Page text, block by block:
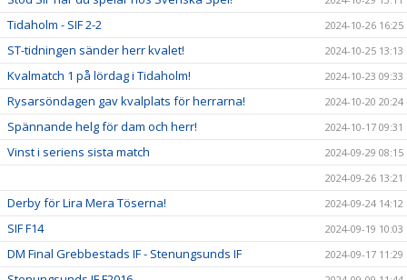
Tidaholm - SIF 2-2 2024-10-26 16:25
ST-tidningen sänder herr kvalet! 2024-10-25 13:13
Kvalmatch 1 på lördag i Tidaholm! 2024-10-23 09:33
Rysarsöndagen gav kvalplats för herrarna! 2024-10-20 20:24
Spännande helg för dam och herr! 2024-10-17 09:31
Vinst i seriens sista match
2024-09-29 08:15
2024-09-26 13:21
Derby för Lira Mera Töserna! 2024-09-24 14:12
SIF F14 2024-09-19 10:03
DM Final Grebbestads IF - Stenungsunds IF 2024-09-17 11:29